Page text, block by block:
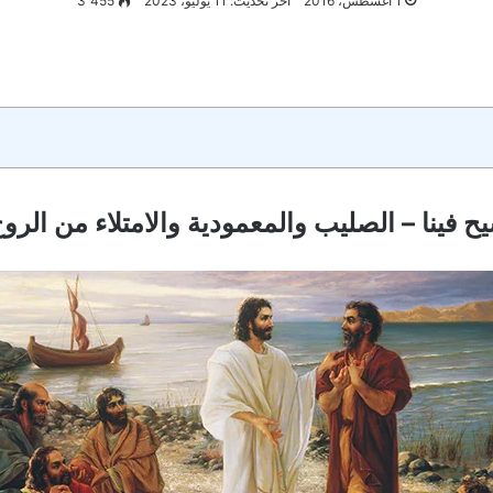
فينا – الصليب والمعمودية والامتلاء من